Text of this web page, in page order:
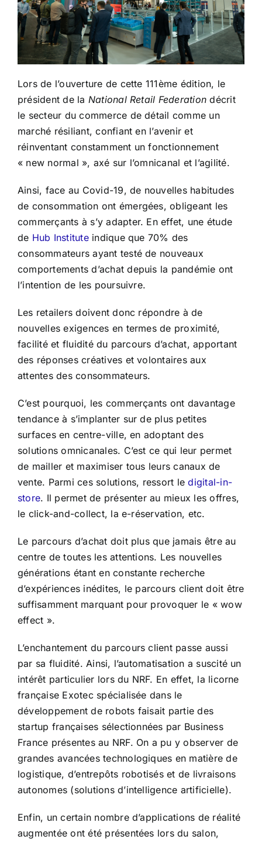
Lors de l’ouverture de cette 111ème édition, le
président de la National Retail Federationdécrit
le secteur du commerce de détail comme un
marché résiliant, confiant en l’avenir et
réinventant constamment un fonctionnement
« new normal », axé sur l’omnicanal et l’agilité.
Ainsi, face au Covid-19, de nouvelles habitudes
de consommation ont émergées, obligeant les
commerçants à s’y adapter. En effet, une étude
de Hub Instituteindique que 70% des
consommateurs ayant testé de nouveaux
comportements d’achat depuis la pandémie ont
l’intention de les poursuivre.
Les retailers doivent donc répondre à de
nouvelles exigences en termes de proximité,
facilité et fluidité du parcours d’achat, apportant
des réponses créatives et volontaires aux
attentes des consommateurs.
C’est pourquoi, les commerçants ont davantage
tendance à s’implanter sur de plus petites
surfaces en centre-ville, en adoptant des
solutions omnicanales. C’est ce qui leur permet
de mailler et maximiser tous leurs canaux de
vente. Parmi ces solutions, ressort ledigital-in-
store. Il permet de présenter au mieux les offres,
le click-and-collect, la e-réservation, etc.
Le parcours d’achat doit plus que jamais être au
centre de toutes les attentions. Les nouvelles
générations étant en constante recherche
d’expériences inédites, le parcours client doit être
suffisamment marquant pour provoquer le « wow
effect ».
L’enchantement du parcours client passe aussi
par sa fluidité. Ainsi, l’automatisation a suscité un
intérêt particulier lors du NRF. En effet, la licorne
française Exotec spécialisée dans le
développement de robots faisait partie des
startup françaises sélectionnées par Business
France présentes au NRF. On a pu y observer de
grandes avancées technologiques en matière de
logistique, d’entrepôts robotisés et de livraisons
autonomes (solutions d’intelligence artificielle).
Enfin, un certain nombre d’applications de réalité
augmentée ont été présentées lors du salon,